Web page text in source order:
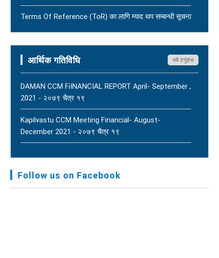
Terms Of Reference (ToR) का लागि म्याद थप सम्बन्धी सूचना
आर्थिक गतिविधि सबै हेर्नुहोस
DAMAN CCM FiINANCIAL REPORT April- September ,
2021 - २०७९ चैत्र १९
Kapilvastu CCM Meeting Financial- August-
December 2021 - २०७९ चैत्र १९
Audit Report FY-2076-077 - २०७७ कार्तिक २३
Follow us on Facebook